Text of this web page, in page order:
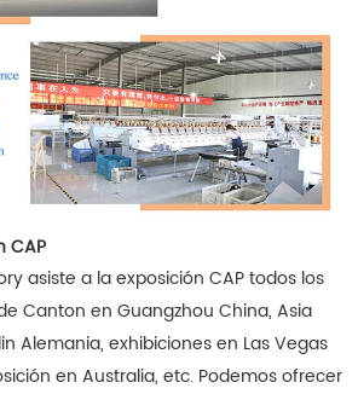
CAP
asiste a la exposición CAP todos los
Canton en Guangzhou China, Asia
Alemania, exhibiciones en Las Vegas
en Australia, etc. Podemos ofrecer